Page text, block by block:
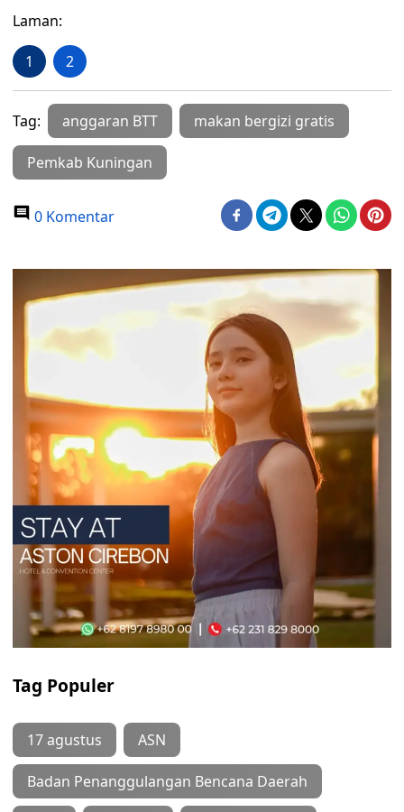
Laman:
1 2
Tag: anggaran BTT makan bergizi gratis
Pemkab Kuningan
0 Komentar
Tag Populer
17 agustus ASN
Badan Penanggulangan Bencana Daerah